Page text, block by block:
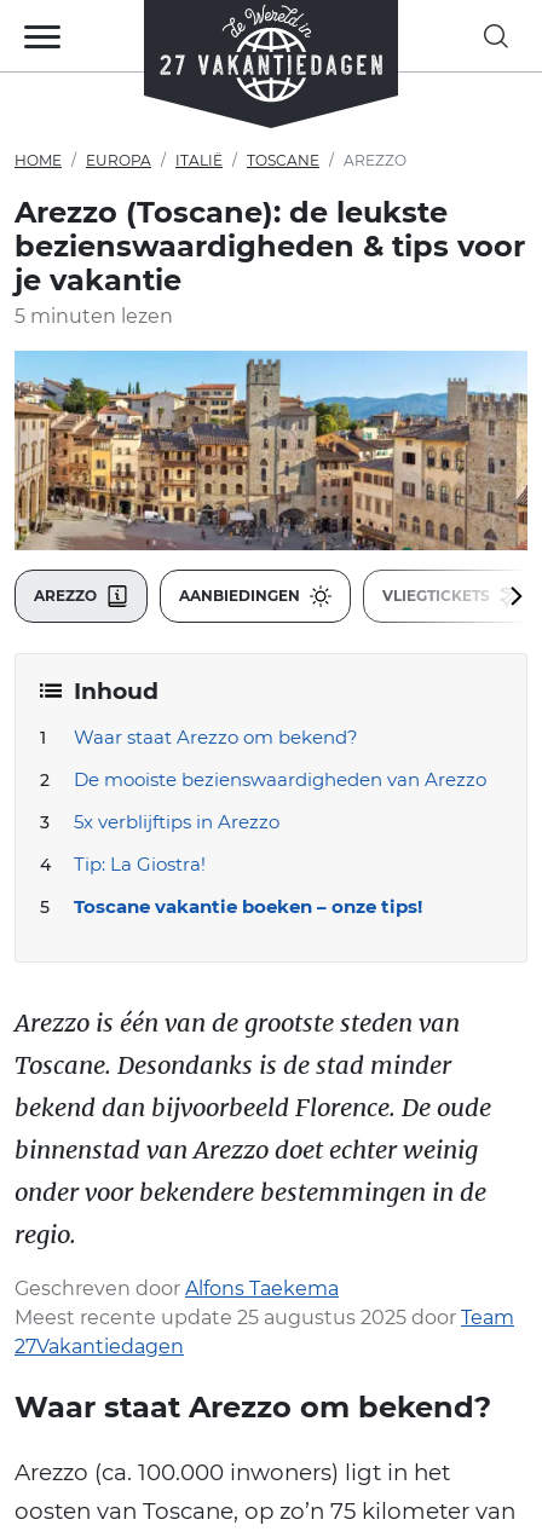
HOME EUROPA ITALIË TOSCANE AREZZO
Arezzo (Toscane): de leukste
bezienswaardigheden & tips voor
je vakantie
5 minuten lezen
AREZZO AANBIEDINGEN VLIEGTICKETS
Inhoud
Waar staat Arezzo om bekend?
De mooiste bezienswaardigheden van Arezzo
5x verblijftips in Arezzo
Tip: La Giostra!
Toscane vakantie boeken – onze tips!
Arezzo is één van de grootste steden van
Toscane. Desondanks is de stad minder
bekend dan bijvoorbeeld Florence. De oude
binnenstad van Arezzo doet echter weinig
onder voor bekendere bestemmingen in de
regio.
Geschreven door Alfons Taekema
Meest recente update 25 augustus 2025 door Team
27Vakantiedagen
Waar staat Arezzo om bekend?
Arezzo (ca. 100.000 inwoners) ligt in het
oosten van Toscane, op zo’n 75 kilometer van